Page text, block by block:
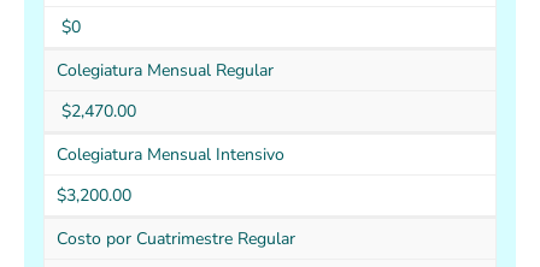
$0
Colegiatura Mensual Regular
$2,470.00
Colegiatura Mensual Intensivo
$3,200.00
Costo por Cuatrimestre Regular